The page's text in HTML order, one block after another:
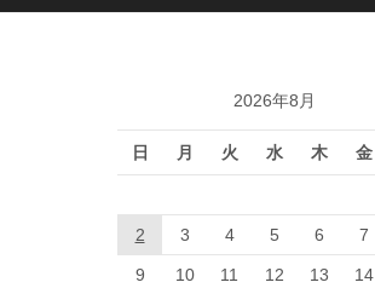
2026年8月
日 月 火 水 木 金
2 3 4 5 6 7
9 10 11 12 13 14